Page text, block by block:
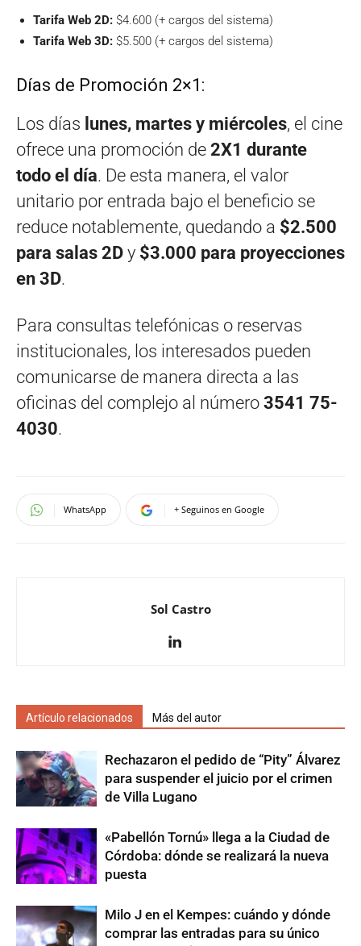
Tarifa Web 2D: $4.600 (+ cargos del sistema)
Tarifa Web 3D: $5.500 (+ cargos del sistema)
Días de Promoción 2×1:
Los días lunes, martes y miércoles, el cine
ofrece una promoción de 2X1 durante
todo el día. De esta manera, el valor
unitario por entrada bajo el beneficio se
reduce notablemente, quedando a $2.500
para salas 2D y $3.000 para proyecciones
en 3D.
Para consultas telefónicas o reservas
institucionales, los interesados pueden
comunicarse de manera directa a las
oficinas del complejo al número 3541 75-
4030.
WhatsApp + Seguinos en Google
Sol Castro
Artículo relacionados Más del autor
Rechazaron el pedido de “Pity” Álvarez
para suspender el juicio por el crimen
de Villa Lugano
«Pabellón Tornú» llega a la Ciudad de
Córdoba: dónde se realizará la nueva
puesta
Milo J en el Kempes: cuándo y dónde
comprar las entradas para su único